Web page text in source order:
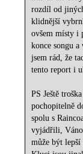
rozdíl od
klidnější
ovšem místy i
konce songu
jsem rád, že
tento report i
PS Ještě
pochopitelně
spolu s
vyjádřili,
může být lepší